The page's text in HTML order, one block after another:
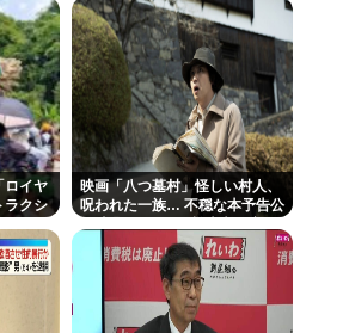
がプラモデルになった！”刺さる要
盛り自衛隊公式😲
ないんだが
で使えなくなる
しに入管に行ったけど父親がぐっ
要介護3
メリット、意外と少ない
素人なんだけど三井住友のコンサ
した方がいいのか？
ロイヤ
ラクシ
車場無
映画「八つ墓村」怪しい村人、
呪われた一族… 不穏な本予告公
るTMG